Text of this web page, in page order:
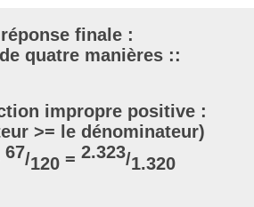
finale :
quatre manières ::
impropre positive :
>= le dénominateur)
67/120= 2.323/1.320